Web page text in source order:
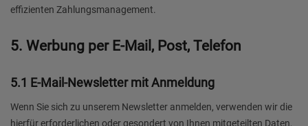
effizienten Zahlungsmanagement.
5. Werbung per E-Mail, Post, Telefon
5.1 E-Mail-Newsletter mit Anmeldung
Wenn Sie sich zu unserem Newsletter anmelden, verwenden wir die
hierfür erforderlichen oder gesondert von Ihnen mitgeteilten Daten,